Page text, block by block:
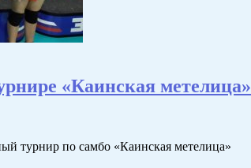
«Каинская метелица»
турнир по самбо «Каинская метелица»